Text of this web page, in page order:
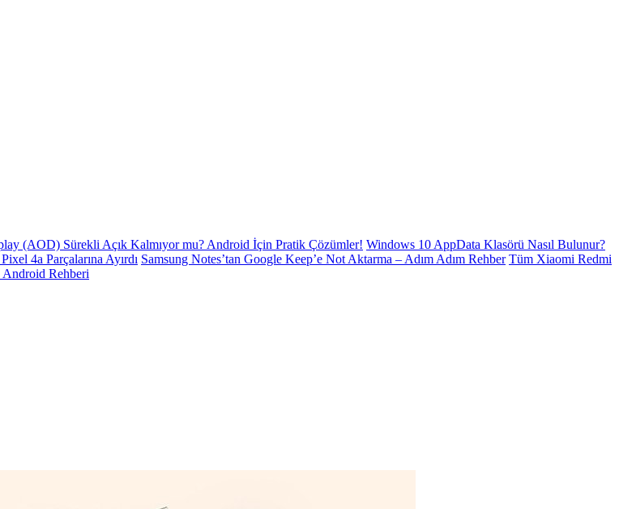
(AOD) Sürekli Açık Kalmıyor mu? Android İçin Pratik Çözümler! Windows 10 AppData Klasörü Nasıl Bulunur?
4a Parçalarına Ayırdı Samsung Notes’tan Google Keep’e Not Aktarma – Adım Adım Rehber Tüm Xiaomi Redmi
Rehberi